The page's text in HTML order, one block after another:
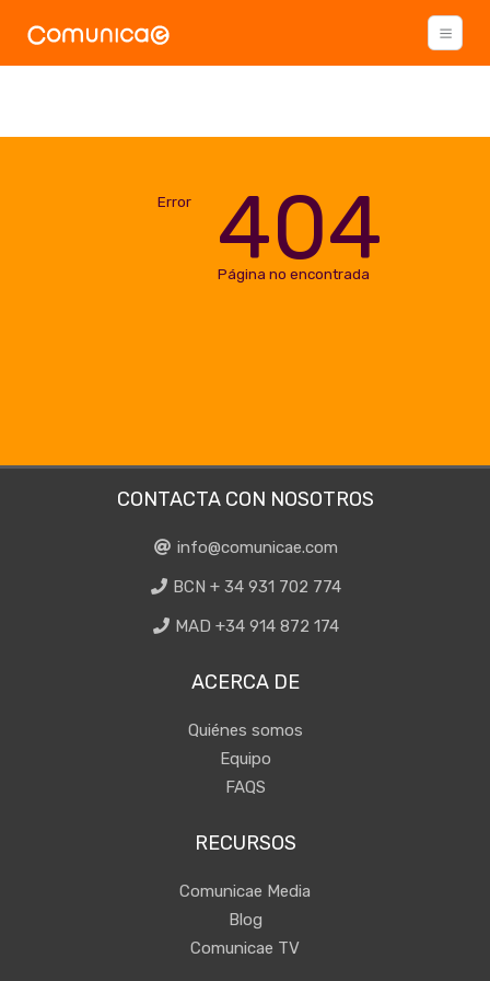
Error 404
Página no encontrada
CONTACTA CON NOSOTROS
info@comunicae.com
BCN + 34 931 702 774
MAD +34 914 872 174
ACERCA DE
Quiénes somos
Equipo
FAQS
RECURSOS
Comunicae Media
Blog
Comunicae TV